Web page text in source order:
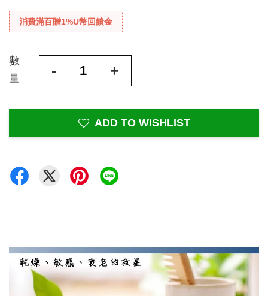
消費滿百贈1%U幣回饋金
數
量
- +
ADD TO WISHLIST